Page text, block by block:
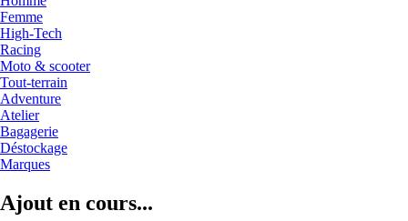
Femme
High-Tech
Racing
Moto & scooter
Tout-terrain
Adventure
Atelier
Bagagerie
Déstockage
Marques
Ajout en cours...